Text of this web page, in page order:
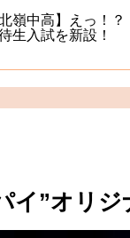
北嶺中高】えっ！？
生入試を新設！
イ”オリ